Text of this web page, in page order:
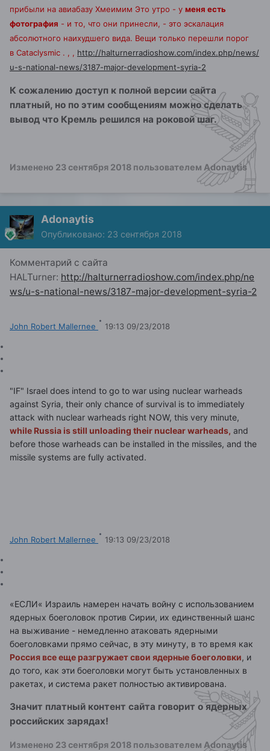
прибыли на авиабазу Хмеимим Это утро - у меня есть
фотография - и то, что они принесли, - это эскалация
абсолютного наихудшего вида. Вещи только перешли порог
в Cataclysmic . , , http://halturnerradioshow.com/index.php/news/
u-s-national-news/3187-major-development-syria-2
К сожалению доступ к полной версии сайта
платный, но по этим сообщениям можно сделать
вывод что Кремль решился на роковой шаг.
Изменено 23 сентября 2018 пользователем Adonaytis
Adonaytis
Опубликовано: 23 сентября 2018
Комментарий с сайта
HALTurner: http://halturnerradioshow.com/index.php/ne
ws/u-s-national-news/3187-major-development-syria-2
John Robert Mallernee · 19:13 09/23/2018
"IF" Israel does intend to go to war using nuclear warheads
against Syria, their only chance of survival is to immediately
attack with nuclear warheads right NOW, this very minute,
while Russia is still unloading their nuclear warheads, and
before those warheads can be installed in the missiles, and the
missile systems are fully activated.
John Robert Mallernee · 19:13 09/23/2018
«ЕСЛИ« Израиль намерен начать войну с использованием
ядерных боеголовок против Сирии, их единственный шанс
на выживание - немедленно атаковать ядерными
боеголовками прямо сейчас, в эту минуту, в то время как
Россия все еще разгружает свои ядерные боеголовки, и
до того, как эти боеголовки могут быть установленных в
ракетах, и система ракет полностью активирована.
Значит платный контент сайта говорит о ядерных
российских зарядах!
Изменено 23 сентября 2018 пользователем Adonaytis